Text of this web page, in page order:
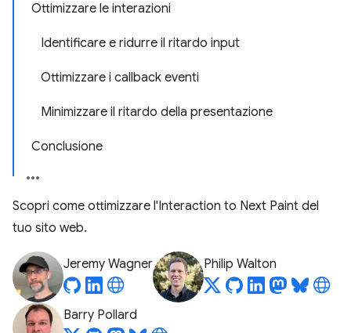
Ottimizzare le interazioni
Identificare e ridurre il ritardo input
Ottimizzare i callback eventi
Minimizzare il ritardo della presentazione
Conclusione
Scopri come ottimizzare l'Interaction to Next Paint del
tuo sito web.
Jeremy Wagner Philip Walton
Barry Pollard